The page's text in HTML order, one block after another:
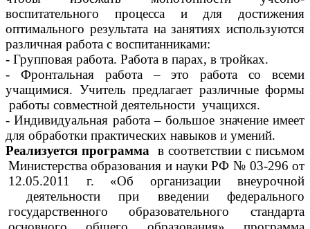
воспитательного процесса и для достижения
оптимального результата на занятиях используются
различная работа с воспитанниками:
- Групповая работа. Работа в парах, в тройках.
- Фронтальная работа – это работа со всеми
учащимися. Учитель предлагает различные формы
работы совместной деятельности учащихся.
- Индивидуальная работа – большое значение имеет
для обработки практических навыков и умений.
Реализуется программа в соответствии с письмом
Министерства образования и науки РФ № 03-296 от
12.05.2011 г. «Об организации внеурочной
деятельности при введении федерального
государственного образовательного стандарта